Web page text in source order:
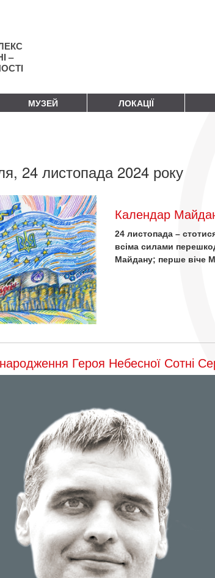
–
МУЗЕЙ ЛОКАЦІЇ
24 листопада 2024 року
Календар
24 листопада –
всіма силами
Майдану; перше віче
Героя Небесної Сотні